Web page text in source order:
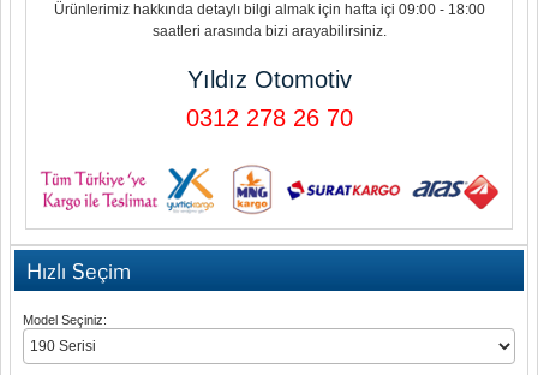
Ürünlerimiz hakkında detaylı bilgi almak için hafta içi 09:00 - 18:00
saatleri arasında bizi arayabilirsiniz.
Yıldız Otomotiv
0312 278 26 70
Hızlı Seçim
Model Seçiniz: